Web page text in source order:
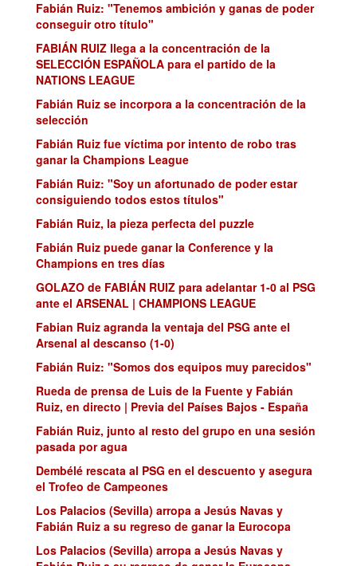
Fabián Ruiz: "Tenemos ambición y ganas de poder
conseguir otro título"
FABIÁN RUIZ llega a la concentración de la
SELECCIÓN ESPAÑOLA para el partido de la
NATIONS LEAGUE
Fabián Ruiz se incorpora a la concentración de la
selección
Fabián Ruiz fue víctima por intento de robo tras
ganar la Champions League
Fabián Ruiz: "Soy un afortunado de poder estar
consiguiendo todos estos títulos"
Fabián Ruiz, la pieza perfecta del puzzle
Fabián Ruiz puede ganar la Conference y la
Champions en tres días
GOLAZO de FABIÁN RUIZ para adelantar 1-0 al PSG
ante el ARSENAL | CHAMPIONS LEAGUE
Fabian Ruiz agranda la ventaja del PSG ante el
Arsenal al descanso (1-0)
Fabián Ruiz: "Somos dos equipos muy parecidos"
Rueda de prensa de Luis de la Fuente y Fabián
Ruiz, en directo | Previa del Países Bajos - España
Fabián Ruiz, junto al resto del grupo en una sesión
pasada por agua
Dembélé rescata al PSG en el descuento y asegura
el Trofeo de Campeones
Los Palacios (Sevilla) arropa a Jesús Navas y
Fabián Ruiz a su regreso de ganar la Eurocopa
Los Palacios (Sevilla) arropa a Jesús Navas y